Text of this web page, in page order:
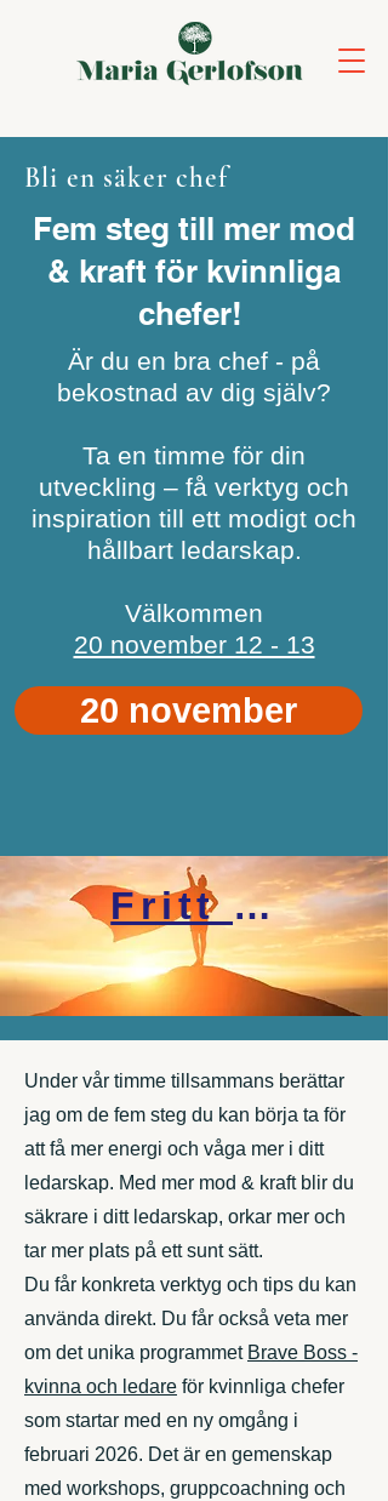
Bli en säker chef
Fem steg till mer mod
& kraft för kvinnliga
chefer!
Är du en bra chef - på
bekostnad av dig själv?
Ta en timme för din
utveckling – få verktyg och
inspiration till ett modigt och
hållbart ledarskap.
Välkommen
20 november 12 - 13
20 november
Fritt
Under vår timme tillsammans berättar
jag om de fem steg du kan börja ta för
att få mer energi och våga mer i ditt
ledarskap. Med mer mod & kraft blir du
säkrare i ditt ledarskap, orkar mer och
tar mer plats på ett sunt sätt.
Du får konkreta verktyg och tips du kan
använda direkt. Du får också veta mer
om det unika programmet Brave Boss -
kvinna och ledare för kvinnliga chefer
som startar med en ny omgång i
februari 2026. Det är en gemenskap
med workshops, gruppcoachning och